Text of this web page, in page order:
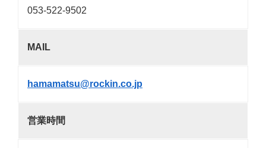
053-522-9502
MAIL
hamamatsu@rockin.co.jp
営業時間